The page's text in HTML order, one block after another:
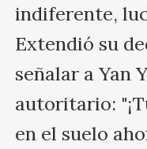
indiferente,
Extendió su
señalar a Yan
autoritario:
en el suelo